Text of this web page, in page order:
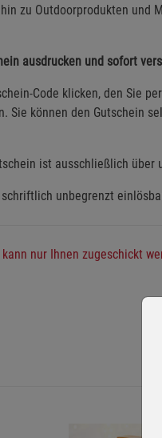
zu Outdoorprodukten und
ausdrucken und sofort
Code klicken, den Sie
Sie können den Gutschein
ist ausschließlich über
unbegrenzt
nur Ihnen zugeschickt